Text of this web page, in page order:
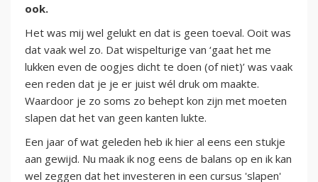
ook.
Het was mij wel gelukt en dat is geen toeval. Ooit was
dat vaak wel zo. Dat wispelturige van ‘gaat het me
lukken even de oogjes dicht te doen (of niet)’ was vaak
een reden dat je je er juist wél druk om maakte.
Waardoor je zo soms zo behept kon zijn met moeten
slapen dat het van geen kanten lukte.
Een jaar of wat geleden heb ik hier al eens een stukje
aan gewijd. Nu maak ik nog eens de balans op en ik kan
wel zeggen dat het investeren in een cursus 'slapen'